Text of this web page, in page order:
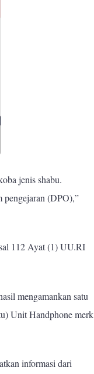
jenis shabu.
pengejaran (DPO),”
112 Ayat (1) UU.RI
mengamankan satu
Unit Handphone merk
informasi dari